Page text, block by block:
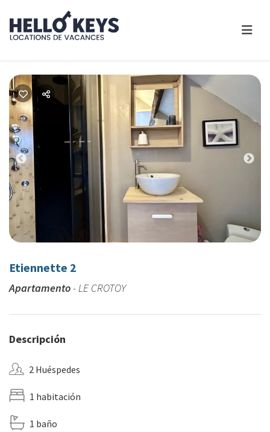
Previous
Etiennette 2
Apartamento- LE CROTOY
Descripción
2 Huéspedes
1 habitación
1 baño